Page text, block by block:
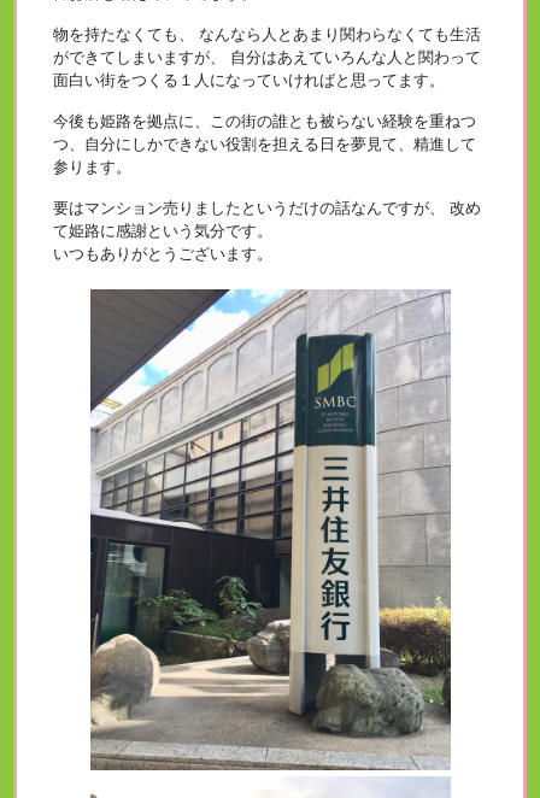
物を持たなくても、 なんなら人とあまり関わらなくても生活
ができてしまいますが、 自分はあえていろんな人と関わって
面白い街をつくる１人になっていければと思ってます。
今後も姫路を拠点に、この街の誰とも被らない経験を重ねつ
つ、自分にしかできない役割を担える日を夢見て、精進して
参ります。
要はマンション売りましたというだけの話なんですが、 改め
て姫路に感謝という気分です。
いつもありがとうございます。